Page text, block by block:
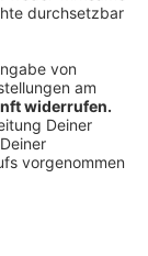
ging das
Ein Album